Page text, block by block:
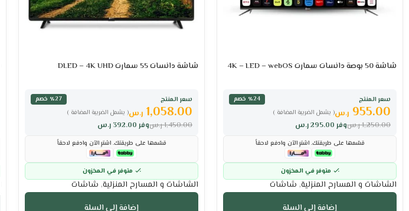
شاشة 50 بوصة دانسات سمارت 4K – LED – webOS
سعر المنتج
٪24 خصم
( يشمل الضريبة المضافة )
955.00 ر.س
وفر 295.00ر.س 1,250.00ر.س
قسّمها على طريقتك. اشترِ الآن وادفع لاحقاً
متوفر في المخزون
الشاشات و المسارح المنزلية, شاشات
إضافة إلى السلة
شاشة دانسات 55 سمارت DLED – 4K UHD
سعر المنتج
٪27 خصم
( يشمل الضريبة المضافة )
1,058.00 ر.س
وفر 392.00 ر.س 1,450.00ر.س
قسّمها على طريقتك. اشترِ الآن وادفع لاحقاً
متوفر في المخزون
الشاشات و المسارح المنزلية, شاشات
إضافة إلى السلة